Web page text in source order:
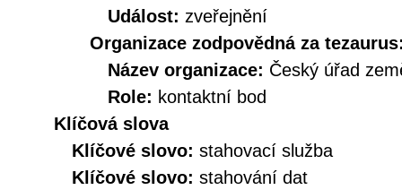
Událost: zveřejnění
Organizace zodpovědná za
Název organizace: Český úřad
Role: kontaktní bod
Klíčová slova
Klíčové slovo: stahovací služba
Klíčové slovo: stahování dat